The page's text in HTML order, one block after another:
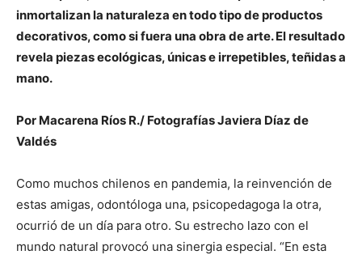
inmortalizan la naturaleza en todo tipo de productos
decorativos, como si fuera una obra de arte. El resultado
revela piezas ecológicas, únicas e irrepetibles, teñidas a
mano.
Por Macarena Ríos R./ Fotografías Javiera Díaz de
Valdés
Como muchos chilenos en pandemia, la reinvención de
estas amigas, odontóloga una, psicopedagoga la otra,
ocurrió de un día para otro. Su estrecho lazo con el
mundo natural provocó una sinergia especial. “En esta